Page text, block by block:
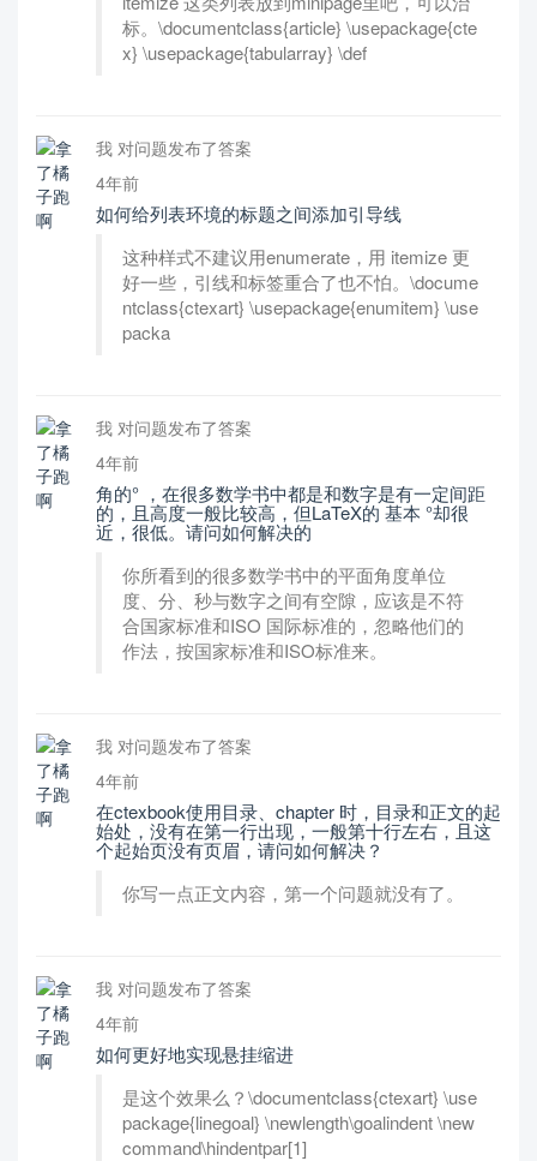
标。\documentclass{article} \usepackage{cte
x} \usepackage{tabularray} \def
我 对问题发布了答案
4年前
如何给列表环境的标题之间添加引导线
这种样式不建议用enumerate，用 itemize 更
好一些，引线和标签重合了也不怕。\docume
ntclass{ctexart} \usepackage{enumitem} \use
packa
我 对问题发布了答案
4年前
角的° ，在很多数学书中都是和数字是有一定间距
的，且高度一般比较高，但LaTeX的 基本 °却很
近，很低。请问如何解决的
你所看到的很多数学书中的平面角度单位
度、分、秒与数字之间有空隙，应该是不符
合国家标准和ISO 国际标准的，忽略他们的
作法，按国家标准和ISO标准来。
我 对问题发布了答案
4年前
在ctexbook使用目录、chapter 时，目录和正文的起
始处，没有在第一行出现，一般第十行左右，且这
个起始页没有页眉，请问如何解决？
你写一点正文内容，第一个问题就没有了。
我 对问题发布了答案
4年前
如何更好地实现悬挂缩进
是这个效果么？\documentclass{ctexart} \use
package{linegoal} \newlength\goalindent \new
command\hindentpar[1]